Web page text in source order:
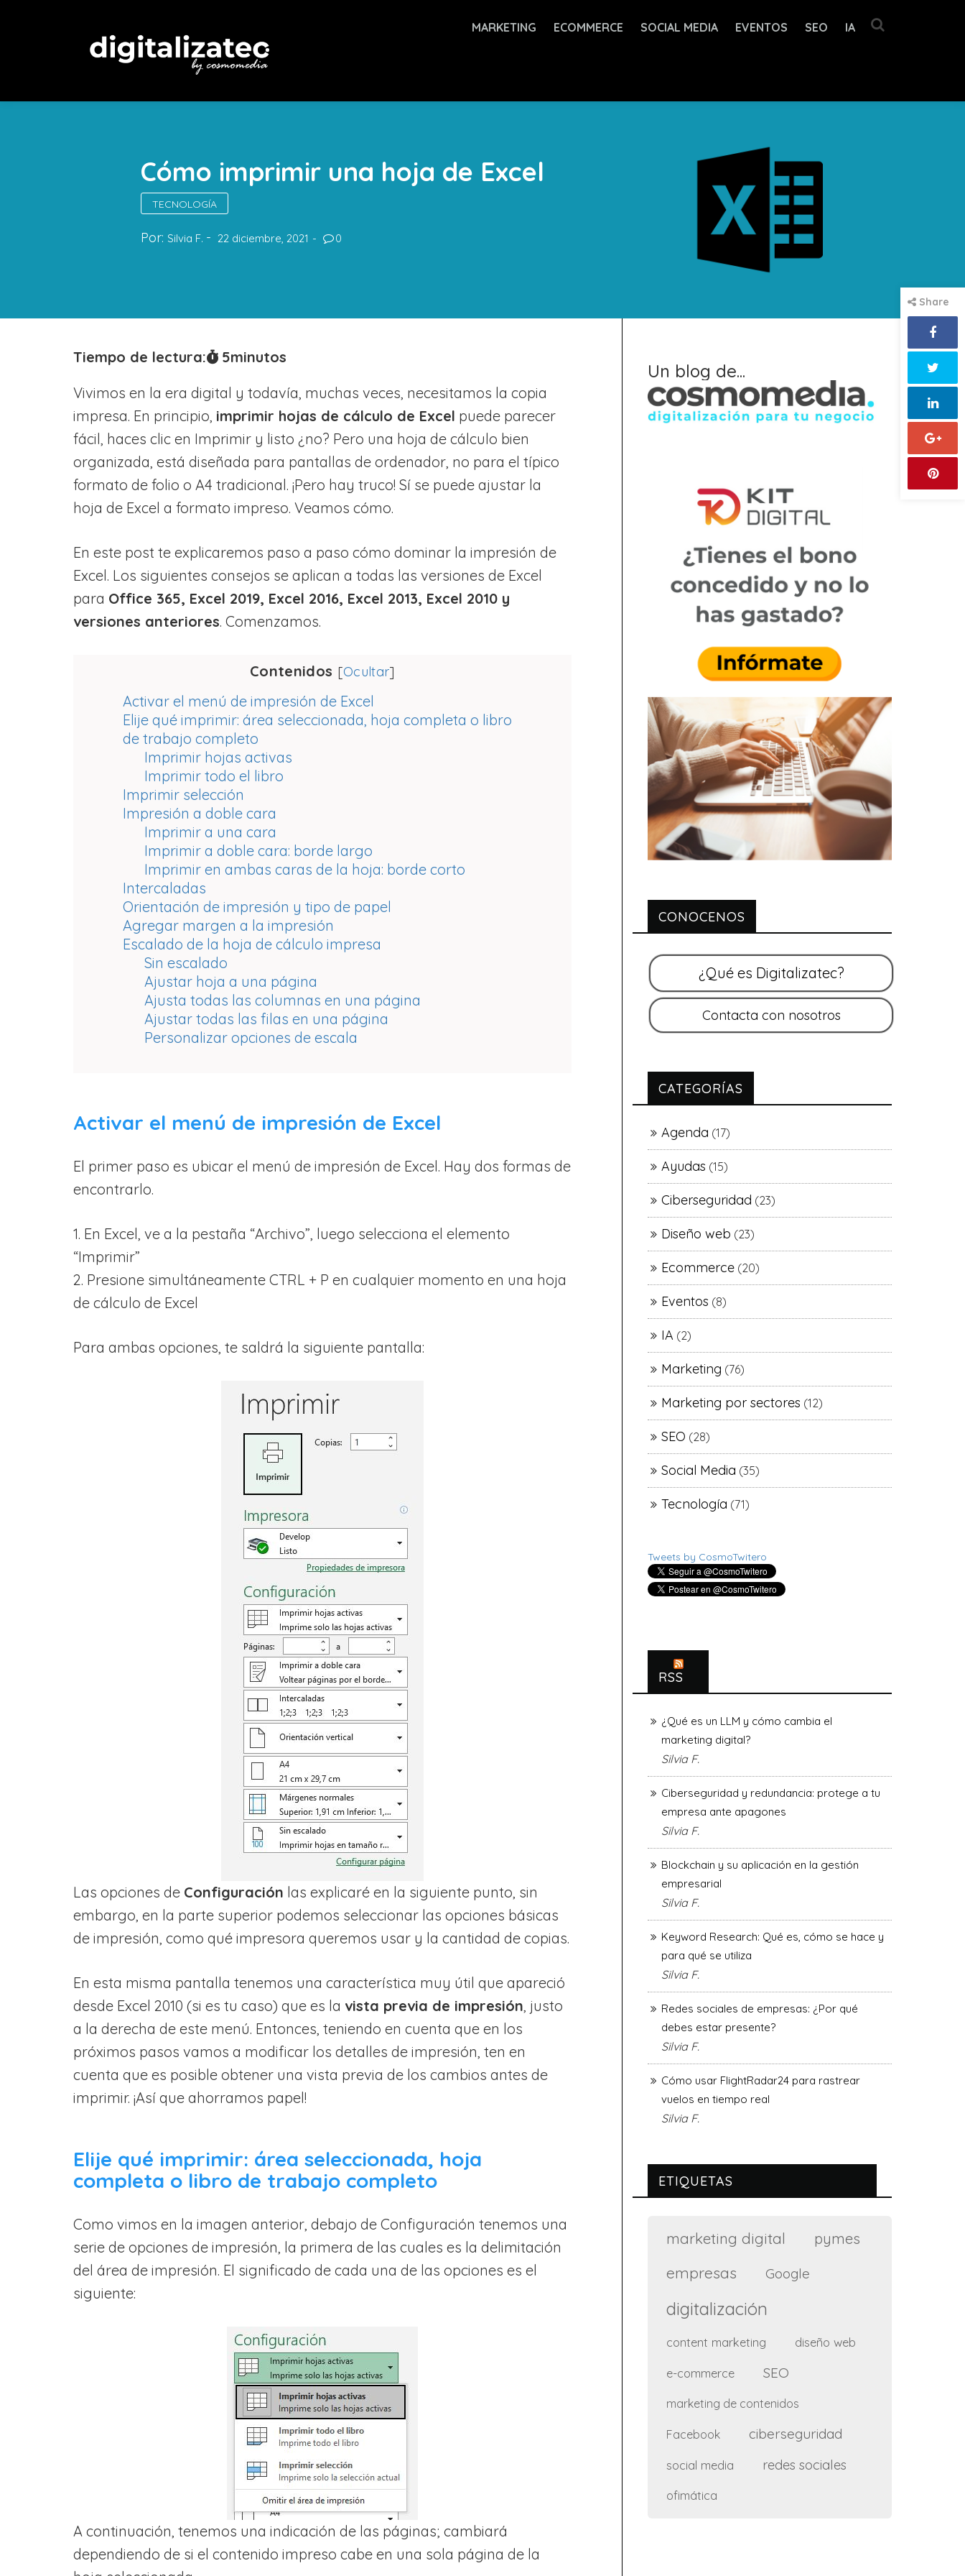
MARKETING ECOMMERCE SOCIAL MEDIA EVENTOS SEO IA
Cómo imprimir una hoja de Excel
TECNOLOGÍA
Por: Silvia F. 22 diciembre, 2021 0
Share
Tiempo de lectura: 5minutos
Vivimos en la era digital y todavía, muchas veces, necesitamos la copia
impresa. En principio, imprimir hojas de cálculo de Excel puede parecer
fácil, haces clic en Imprimir y listo ¿no? Pero una hoja de cálculo bien
organizada, está diseñada para pantallas de ordenador, no para el típico
formato de folio o A4 tradicional. ¡Pero hay truco! Sí se puede ajustar la
hoja de Excel a formato impreso. Veamos cómo.
En este post te explicaremos paso a paso cómo dominar la impresión de
Excel. Los siguientes consejos se aplican a todas las versiones de Excel
para Office 365, Excel 2019, Excel 2016, Excel 2013, Excel 2010 y
versiones anteriores. Comenzamos.
Contenidos [Ocultar]
Activar el menú de impresión de Excel
Elije qué imprimir: área seleccionada, hoja completa o libro
de trabajo completo
Imprimir hojas activas
Imprimir todo el libro
Imprimir selección
Impresión a doble cara
Imprimir a una cara
Imprimir a doble cara: borde largo
Imprimir en ambas caras de la hoja: borde corto
Intercaladas
Orientación de impresión y tipo de papel
Agregar margen a la impresión
Escalado de la hoja de cálculo impresa
Sin escalado
Ajustar hoja a una página
Ajusta todas las columnas en una página
Ajustar todas las filas en una página
Personalizar opciones de escala
Activar el menú de impresión de Excel
El primer paso es ubicar el menú de impresión de Excel. Hay dos formas de
encontrarlo.
1. En Excel, ve a la pestaña “Archivo”, luego selecciona el elemento
“Imprimir”
2. Presione simultáneamente CTRL + P en cualquier momento en una hoja
de cálculo de Excel
Para ambas opciones, te saldrá la siguiente pantalla:
Las opciones de Configuración las explicaré en la siguiente punto, sin
embargo, en la parte superior podemos seleccionar las opciones básicas
de impresión, como qué impresora queremos usar y la cantidad de copias.
En esta misma pantalla tenemos una característica muy útil que apareció
desde Excel 2010 (si es tu caso) que es la vista previa de impresión, justo
a la derecha de este menú. Entonces, teniendo en cuenta que en los
próximos pasos vamos a modificar los detalles de impresión, ten en
cuenta que es posible obtener una vista previa de los cambios antes de
imprimir. ¡Así que ahorramos papel!
Elije qué imprimir: área seleccionada, hoja
completa o libro de trabajo completo
Como vimos en la imagen anterior, debajo de Configuración tenemos una
serie de opciones de impresión, la primera de las cuales es la delimitación
del área de impresión. El significado de cada una de las opciones es el
siguiente:
A continuación, tenemos una indicación de las páginas; cambiará
dependiendo de si el contenido impreso cabe en una sola página de la
Un blog de...
CONOCENOS
CATEGORÍAS
Agenda (17)
Ayudas (15)
Ciberseguridad (23)
Diseño web (23)
Ecommerce (20)
Eventos (8)
IA (2)
Marketing (76)
Marketing por sectores (12)
SEO (28)
Social Media (35)
Tecnología (71)
Tweets by CosmoTwitero
RSS
¿Qué es un LLM y cómo cambia el
marketing digital?
Silvia F.
Ciberseguridad y redundancia: protege a tu
empresa ante apagones
Silvia F.
Blockchain y su aplicación en la gestión
empresarial
Silvia F.
Keyword Research: Qué es, cómo se hace y
para qué se utiliza
Silvia F.
Redes sociales de empresas: ¿Por qué
debes estar presente?
Silvia F.
Cómo usar FlightRadar24 para rastrear
vuelos en tiempo real
Silvia F.
ETIQUETAS
marketing digital pymes
empresas Google
digitalización
content marketing diseño web
e-commerce SEO
marketing de contenidos
Facebook ciberseguridad
social media redes sociales
ofimática